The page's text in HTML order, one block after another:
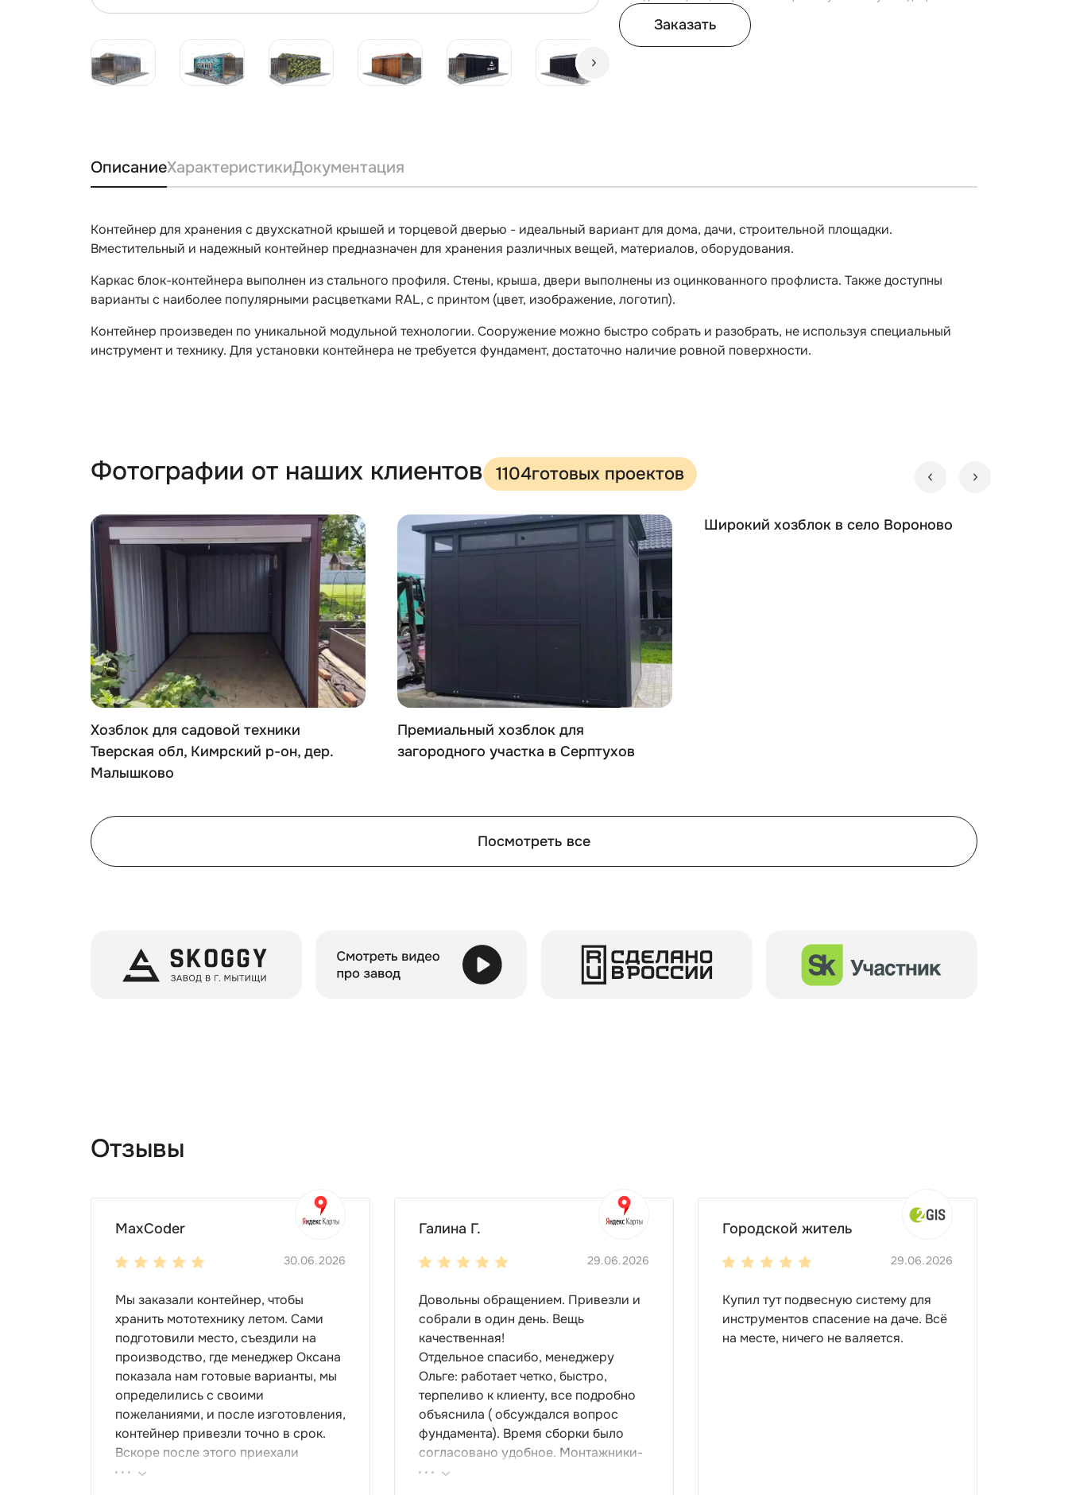
Заказать
ОписаниеХарактеристикиДокументация
Контейнер для хранения с двухскатной крышей и торцевой дверью - идеальный вариант для дома, дачи, строительной площадки.
Вместительный и надежный контейнер предназначен для хранения различных вещей, материалов, оборудования.
Каркас блок-контейнера выполнен из стального профиля. Стены, крыша, двери выполнены из оцинкованного профлиста. Также доступны
варианты с наиболее популярными расцветками RAL, с принтом (цвет, изображение, логотип).
Контейнер произведен по уникальной модульной технологии. Сооружение можно быстро собрать и разобрать, не используя специальный
инструмент и технику. Для установки контейнера не требуется фундамент, достаточно наличие ровной поверхности.
Фотографии от наших клиентов 1104готовых проектов
Хозблок для садовой техники
Тверская обл, Кимрский р-он, дер.
Малышково
Премиальный хозблок для
загородного участка в Серптухов
Широкий хозблок в село Вороново
Посмотреть все
Отзывы
MaxCoder
30.06.2026
Мы заказали контейнер, чтобы
хранить мототехнику летом. Сами
подготовили место, съездили на
производство, где менеджер Оксана
показала нам готовые варианты, мы
определились с своими
пожеланиями, и после изготовления,
контейнер привезли точно в срок.
Вскоре после этого приехали
ребята-сборщики, быстро, за пару
Галина Г.
29.06.2026
Довольны обращением. Привезли и
собрали в один день. Вещь
качественная!
Отдельное спасибо, менеджеру
Ольге: работает четко, быстро,
терпеливо к клиенту, все подробно
объяснила ( обсуждался вопрос
фундамента). Время сборки было
согласовано удобное. Монтажники-
грамотные , культурные ребята.
Городской житель
29.06.2026
Купил тут подвесную систему для
инструментов спасение на даче. Всё
на месте, ничего не валяется.